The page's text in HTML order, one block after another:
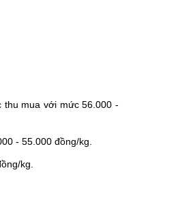
thu mua với mức 56.000 -
- 55.000 đồng/kg.
kg.